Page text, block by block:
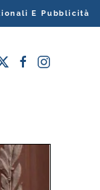
E Pubblicità